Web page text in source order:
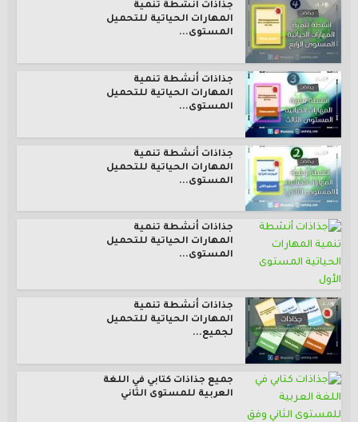
جذاذات أنشطة تنمية
المهارات الحياتية للتحميل
المستوى...
جذاذات أنشطة تنمية
المهارات الحياتية للتحميل
المستوى...
جذاذات أنشطة تنمية
المهارات الحياتية للتحميل
المستوى...
جذاذات أنشطة تنمية
المهارات الحياتية للتحميل
المستوى...
جذاذات أنشطة تنمية
المهارات الحياتية للتحميل
لجميع...
جميع جذاذات كتابي في اللغة
العربية للمستوى الثاني